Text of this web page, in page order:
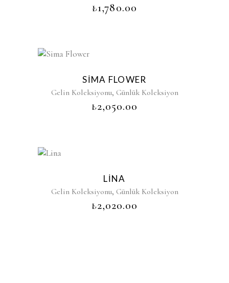
₺1,780.00
SIMA FLOWER
Gelin Koleksiyonu, Günlük Koleksiyon
₺2,050.00
LINA
Gelin Koleksiyonu, Günlük Koleksiyon
₺2,020.00